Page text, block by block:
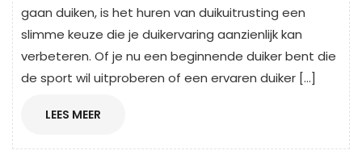
gaan duiken, is het huren van duikuitrusting een
slimme keuze die je duikervaring aanzienlijk kan
verbeteren. Of je nu een beginnende duiker bent die
de sport wil uitproberen of een ervaren duiker […]
LEES MEER